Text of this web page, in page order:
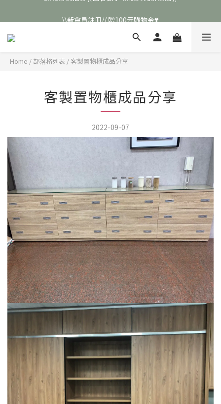
LINE好友招募\\ 回答數字 領取50元折扣碼 //
Home / 部落格列表 / 客製置物櫃成品分享
客製置物櫃成品分享
2022-09-07